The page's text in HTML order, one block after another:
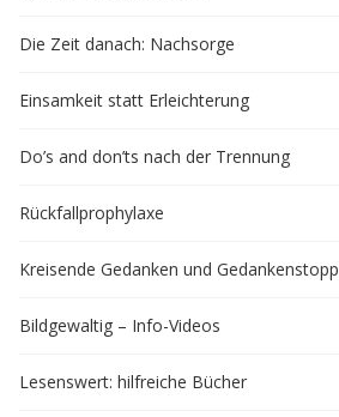
Die Zeit danach: Nachsorge
Einsamkeit statt Erleichterung
Do’s and don’ts nach der Trennung
Rückfallprophylaxe
Kreisende Gedanken und Gedankenstopp
Bildgewaltig – Info-Videos
Lesenswert: hilfreiche Bücher